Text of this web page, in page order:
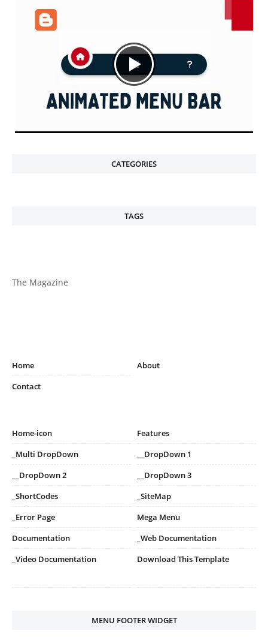
CATEGORIES
TAGS
The Magazine
Home
About
Contact
Home-icon
Features
_Multi DropDown
__DropDown 1
__DropDown 2
__DropDown 3
_ShortCodes
_SiteMap
_Error Page
Mega Menu
Documentation
_Web Documentation
_Video Documentation
Download This Template
MENU FOOTER WIDGET